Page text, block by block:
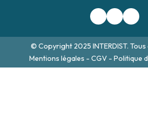
© Copyright 2025 INTERDIST.
Mentions légales - CGV - Politique